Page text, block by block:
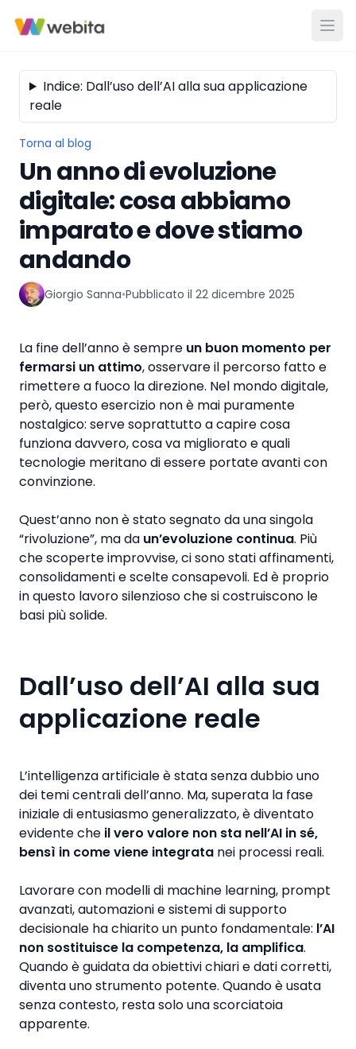
Indice: Dall’uso dell’AI alla sua applicazione
reale
Torna al blog
Un anno di evoluzione
digitale: cosa abbiamo
imparato e dove stiamo
andando
Giorgio Sanna•Pubblicato il 22 dicembre 2025
La fine dell’anno è sempre un buon momento per
fermarsi un attimo, osservare il percorso fatto e
rimettere a fuoco la direzione. Nel mondo digitale,
però, questo esercizio non è mai puramente
nostalgico: serve soprattutto a capire cosa
funziona davvero, cosa va migliorato e quali
tecnologie meritano di essere portate avanti con
convinzione.
Quest’anno non è stato segnato da una singola
“rivoluzione”, ma da un’evoluzione continua. Più
che scoperte improvvise, ci sono stati affinamenti,
consolidamenti e scelte consapevoli. Ed è proprio
in questo lavoro silenzioso che si costruiscono le
basi più solide.
Dall’uso dell’AI alla sua
applicazione reale
L’intelligenza artificiale è stata senza dubbio uno
dei temi centrali dell’anno. Ma, superata la fase
iniziale di entusiasmo generalizzato, è diventato
evidente che il vero valore non sta nell’AI in sé,
bensì in come viene integrata nei processi reali.
Lavorare con modelli di machine learning, prompt
avanzati, automazioni e sistemi di supporto
decisionale ha chiarito un punto fondamentale: l’AI
non sostituisce la competenza, la amplifica.
Quando è guidata da obiettivi chiari e dati corretti,
diventa uno strumento potente. Quando è usata
senza contesto, resta solo una scorciatoia
apparente.